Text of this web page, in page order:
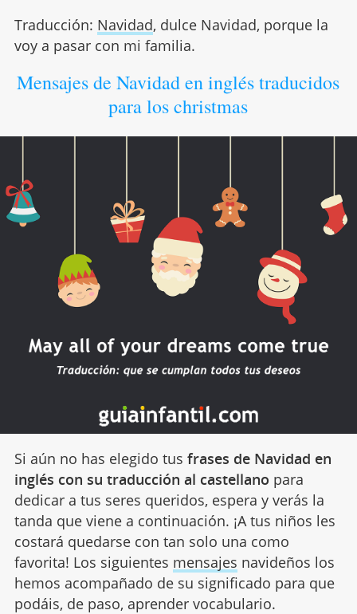
Traducción: Navidad, dulce Navidad, porque la
voy a pasar con mi familia.
Mensajes de Navidad en inglés traducidos
para los christmas
Si aún no has elegido tus frases de Navidad en
inglés con su traducción al castellano para
dedicar a tus seres queridos, espera y verás la
tanda que viene a continuación. ¡A tus niños les
costará quedarse con tan solo una como
favorita! Los siguientes mensajes navideños los
hemos acompañado de su significado para que
podáis, de paso, aprender vocabulario.